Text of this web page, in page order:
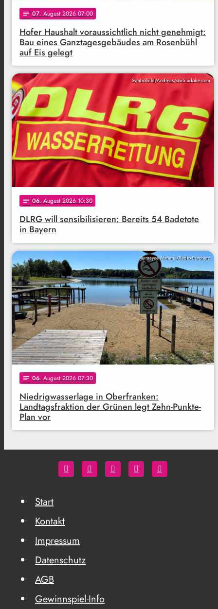
notes 07. August 2026 07:00
Hofer Haushalt voraussichtlich nicht genehmigt:
Bau eines Ganztagesgebäudes am Rosenbühl
auf Eis gelegt
Symbolbild/Andreas/stock.adobe.com
notes 06. August 2026 10:30
DLRG will sensibilisieren: Bereits 54 Badetote
in Bayern
Jermayne Abrams/Radio Euroherz
notes 06. August 2026 07:30
Niedrigwasserlage in Oberfranken:
Landtagsfraktion der Grünen legt Zehn-Punkte-
Plan vor
Start
Kontakt
Impressum
Datenschutz
AGB
Gewinnspiel-Info